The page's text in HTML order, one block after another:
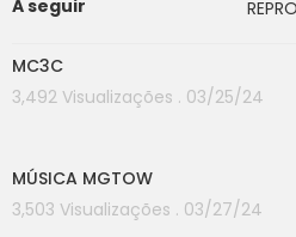
A seguir
MC3C
3,492 Visualizações . 03/25/24
MÚSICA MGTOW
3,503 Visualizações . 03/27/24